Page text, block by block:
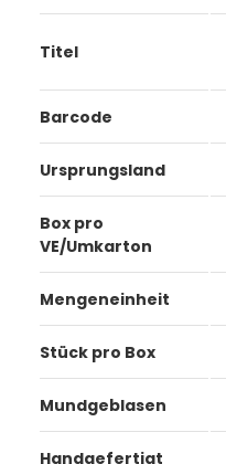
Titel
Barcode
Ursprungsland
Box pro
VE/Umkarton
Mengeneinheit
Stück pro Box
Mundgeblasen
Handgefertigt